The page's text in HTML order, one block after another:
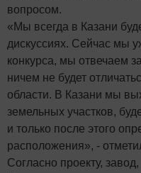
вопросом.
«Мы всегда в Казани
дискуссиях. Сейчас мы
конкурса, мы отвечаем
ничем не будет
области. В Казани мы
земельных участков,
и только после этого
расположения», -
Согласно проекту,